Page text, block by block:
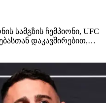
სამგზის ჩემპიონი, UFC
დაკავშირებით,
ბოდიშს უხდის და
"დიდი მადლობა ჩემი
გუნდე…